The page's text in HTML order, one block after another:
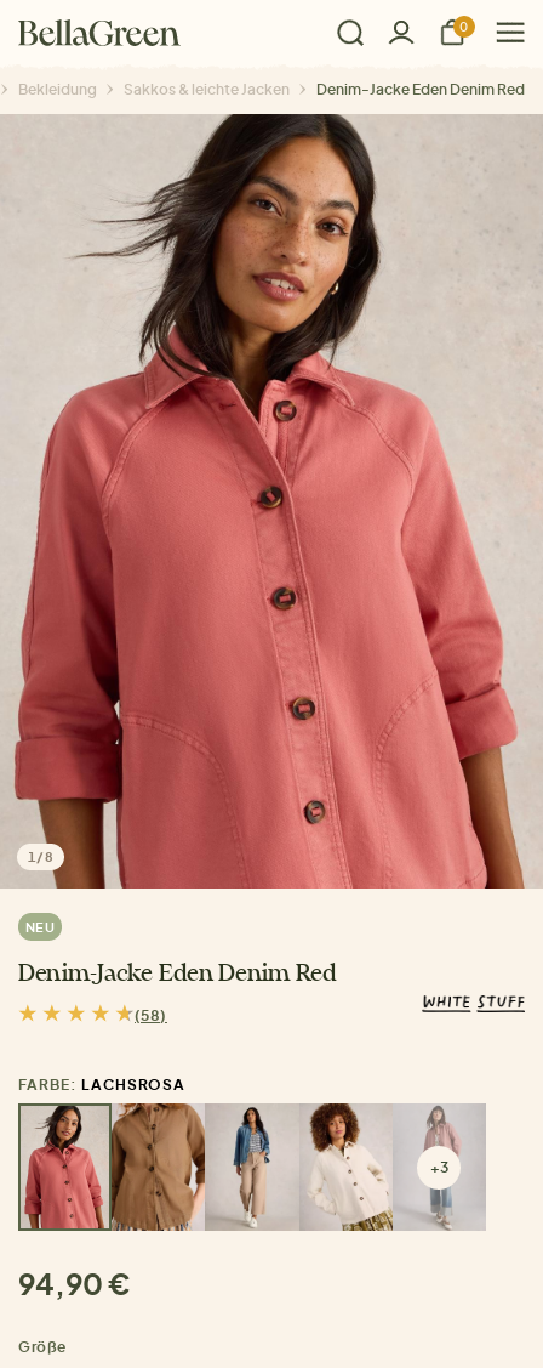
0
Bekleidung Sakkos & leichte Jacken Denim-Jacke Eden Denim Red
1 /8
NEU
Denim-Jacke Eden Denim Red
(58)
FARBE: LACHSROSA
+3
94,90 €
Größe